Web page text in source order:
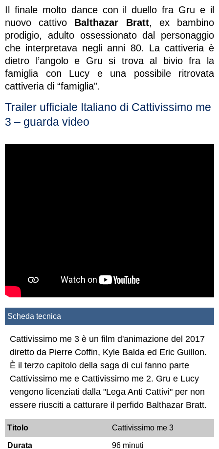
Il finale molto dance con il duello fra Gru e il
nuovo cattivo Balthazar Bratt, ex bambino
prodigio, adulto ossessionato dal personaggio
che interpretava negli anni 80. La cattiveria è
dietro l’angolo e Gru si trova al bivio fra la
famiglia con Lucy e una possibile ritrovata
cattiveria di “famiglia”.
Trailer ufficiale Italiano di Cattivissimo me
3 – guarda video
Scheda tecnica
Cattivissimo me 3 è un film d'animazione del 2017
diretto da Pierre Coffin, Kyle Balda ed Eric Guillon.
È il terzo capitolo della saga di cui fanno parte
Cattivissimo me e Cattivissimo me 2. Gru e Lucy
vengono licenziati dalla "Lega Anti Cattivi" per non
essere riusciti a catturare il perfido Balthazar Bratt.
Titolo Cattivissimo me 3
Durata 96 minuti